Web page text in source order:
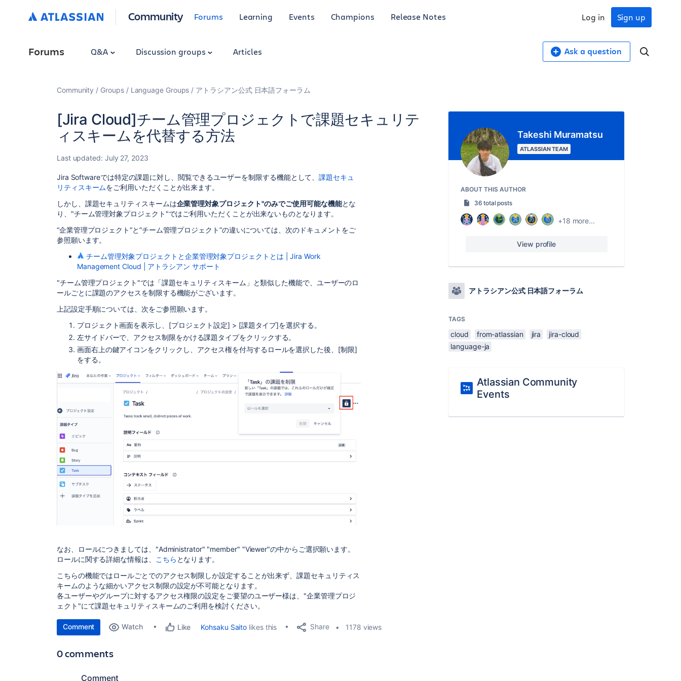
Community Forums Learning Events Champions Release Notes Sign up
Log in
Forums Q&A Discussion groups Articles Ask a question
Community Groups Language Groups アトラシアン公式 日本語フォーラム
[Jira Cloud]チーム管理プロジェクトで課題セキュリテ
ィスキームを代替する方法
Last updated: July 27, 2023
Jira Softwareでは特定の課題に対し、閲覧できるユーザーを制限する機能として、課題セキュ
リティスキームをご利用いただくことが出来ます。
しかし、課題セキュリティスキームは企業管理対象プロジェクト"のみでご使用可能な機能とな
り、"チーム管理対象プロジェクト"ではご利用いただくことが出来ないものとなります。
“企業管理プロジェクト“と”チーム管理プロジェクト”の違いについては、次のドキュメントをご
参照願います。
チーム管理対象プロジェクトと企業管理対象プロジェクトとは | Jira Work
Management Cloud | アトラシアン サポート
"チーム管理プロジェクト"では「課題セキュリティスキーム」と類似した機能で、ユーザーのロ
ールごとに課題のアクセスを制限する機能がございます。
上記設定手順については、次をご参照願います。
プロジェクト画面を表示し、[プロジェクト設定] > [課題タイプ]を選択する。
左サイドバーで、アクセス制限をかける課題タイプをクリックする。
画面右上の鍵アイコンをクリックし、アクセス権を付与するロールを選択した後、[制限]
をする。
なお、ロールにつきましては、"Administrator" "member" "Viewer"の中からご選択願います。
ロールに関する詳細な情報は、
こちら となります。
こちらの機能ではロールごとでのアクセス制限しか設定することが出来ず、課題セキュリティス
キームのような細かいアクセス制限の設定が不可能となります。
各ユーザーやグループに対するアクセス権限の設定をご要望のユーザー様は、"企業管理プロジ
ェクト"にて課題セキュリティスキームのご利用を検討ください。
Comment Watch Like Kohsaku Saito likes this Share 1178 views
0 comments
Comment
Takeshi Muramatsu
ATLASSIAN TEAM
ABOUT THIS AUTHOR
36 total posts
+18 more...
View profile
アトラシアン公式 日本語フォーラム
TAGS
cloud from-atlassian jira
jira-cloud
language-ja
Atlassian Community
Events